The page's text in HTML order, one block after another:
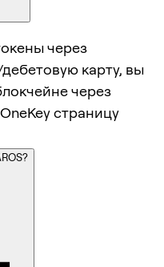
через
карту, вы
через
страницу